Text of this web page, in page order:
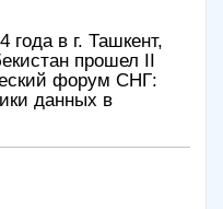
года в г. Ташкент,
прошел II
форум СНГ:
данных в